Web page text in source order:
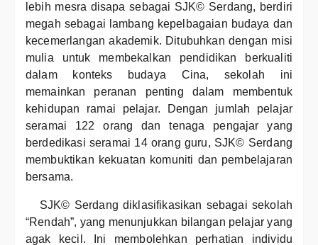
lebih mesra disapa sebagai SJK© Serdang, berdiri
megah sebagai lambang kepelbagaian budaya dan
kecemerlangan akademik. Ditubuhkan dengan misi
mulia untuk membekalkan pendidikan berkualiti
dalam konteks budaya Cina, sekolah ini
memainkan peranan penting dalam membentuk
kehidupan ramai pelajar. Dengan jumlah pelajar
seramai 122 orang dan tenaga pengajar yang
berdedikasi seramai 14 orang guru, SJK© Serdang
membuktikan kekuatan komuniti dan pembelajaran
bersama.
SJK© Serdang diklasifikasikan sebagai sekolah
“Rendah”, yang menunjukkan bilangan pelajar yang
agak kecil. Ini membolehkan perhatian individu